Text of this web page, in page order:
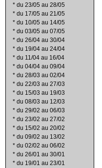
* du 23/05 au 28/05
* du 17/05 au 21/05
* du 10/05 au 14/05
* du 03/05 au 07/05
* du 26/04 au 30/04
* du 19/04 au 24/04
* du 11/04 au 16/04
* du 04/04 au 09/04
* du 28/03 au 02/04
* du 22/03 au 27/03
* du 15/03 au 19/03
* du 08/03 au 12/03
* du 29/02 au 06/03
* du 23/02 au 27/02
* du 15/02 au 20/02
* du 09/02 au 13/02
* du 02/02 au 06/02
* du 26/01 au 30/01
* du 19/01 au 23/01